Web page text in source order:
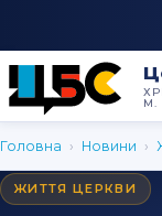
М.
Головна › Новини ›
ЖИТТЯ ЦЕРКВИ